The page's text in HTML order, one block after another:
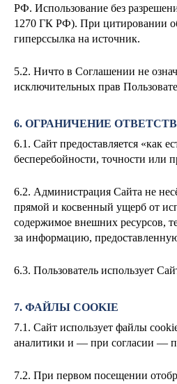
РФ. Использование без
1270 ГК РФ). При цитировании
гиперссылка на источник.
5.2. Ничто в Соглашении не
исключительных прав
6. ОГРАНИЧЕНИЕ
6.1. Сайт предоставляется «как
бесперебойности, точности или
6.2. Администрация Сайта не
прямой и косвенный ущерб от
содержимое внешних ресурсов,
за информацию,
6.3. Пользователь использует
7. ФАЙЛЫ COOKIE
7.1. Сайт использует файлы
аналитики и — при согласии —
7.2. При первом посещении